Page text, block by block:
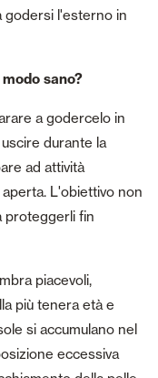
godersi l'esterno in
sano?
a godercelo in
durante la
ad attività
L'obiettivo non
proteggerli fin
piacevoli,
più tenera età e
si accumulano nel
eccessiva